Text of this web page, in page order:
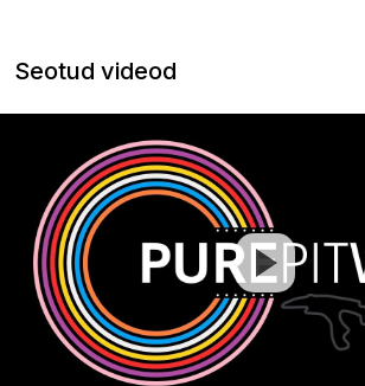
Seotud videod